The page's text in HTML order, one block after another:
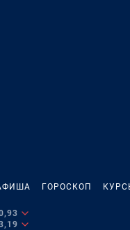
ГОРОСКОП